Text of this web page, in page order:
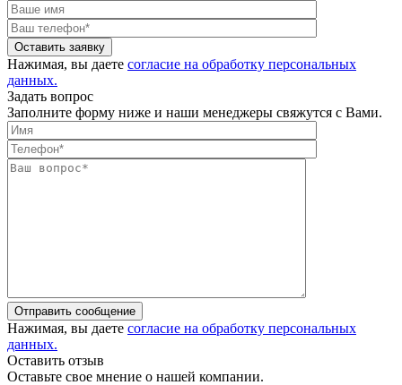
Оставить заявку
Нажимая, вы даете согласие на обработку персональных
данных.
Задать вопрос
Заполните форму ниже и наши менеджеры свяжутся с Вами.
Отправить сообщение
Нажимая, вы даете согласие на обработку персональных
данных.
Оставить отзыв
Оставьте свое мнение о нашей компании.